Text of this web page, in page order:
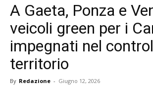
A Gaeta, Ponza e
veicoli green per i
impegnati nel
territorio
By Redazione - Giugno 12, 2026